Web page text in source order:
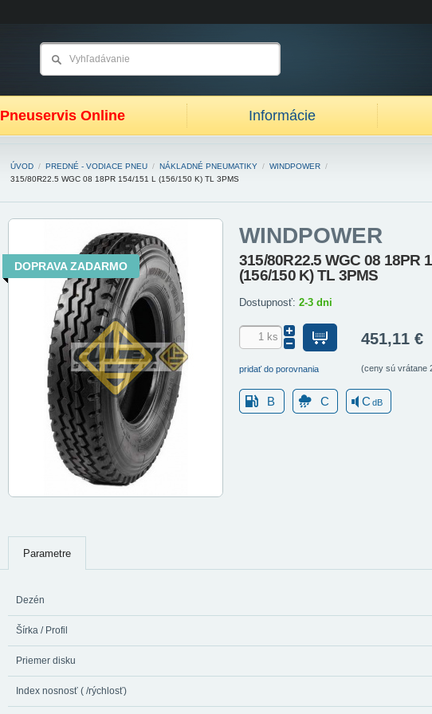
Pneuservis Online Informácie
ÚVOD / PREDNÉ - VODIACE PNEU / NÁKLADNÉ PNEUMATIKY / WINDPOWER /
315/80R22.5 WGC 08 18PR 154/151 L (156/150 K) TL 3PMS
WINDPOWER
315/80R22.5 WGC 08 18PR
(156/150 K) TL 3PMS
Dostupnosť: 2-3 dni
pridať do porovnania
451,11 €
(ceny sú vrátane
B C CdB
DOPRAVA ZADARMO
Parametre
Dezén
Šírka / Profil
Priemer disku
Index nosnosť ( /rýchlosť)